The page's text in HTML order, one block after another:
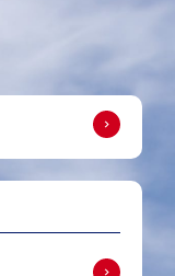
詳細はこちら
詳細はこちら